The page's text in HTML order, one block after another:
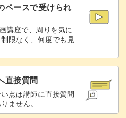
20:39
ペースで受けられ
講座で、周りを気に
限なく、何度でも見
直接質問
点は講師に直接質問
ません。